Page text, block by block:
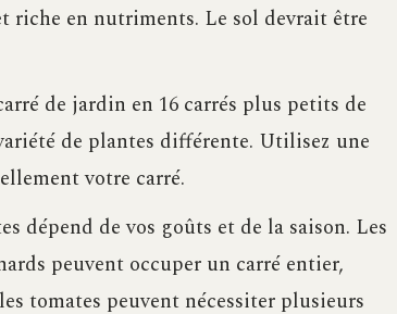
riche en nutriments. Le sol devrait être
de jardin en 16 carrés plus petits de
de plantes différente. Utilisez une
votre carré.
dépend de vos goûts et de la saison. Les
peuvent occuper un carré entier,
tomates peuvent nécessiter plusieurs